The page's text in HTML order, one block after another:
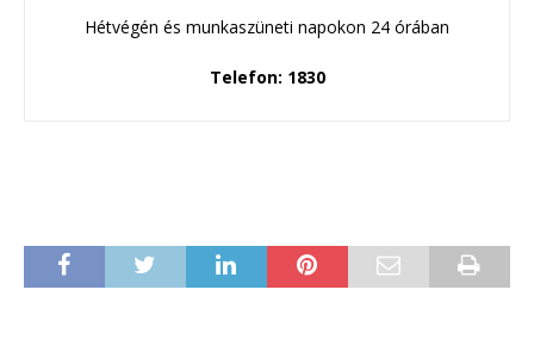
Hétvégén és munkaszüneti napokon 24 órában
Telefon: 1830